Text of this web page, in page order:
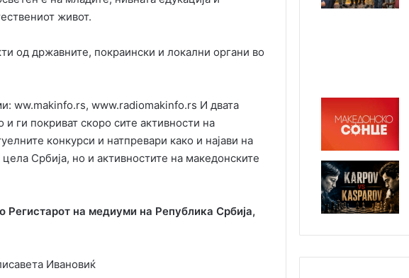
живот.
од државните, покраински и локални органи во
ww.makinfo.rs, www.radiomakinfo.rs И двата
ги покриват скоро сите активности на
конкурси и натпревари како и најави на
Србија, но и активностите на македонските
на медиуми на Република Србија,
Ивановиќ